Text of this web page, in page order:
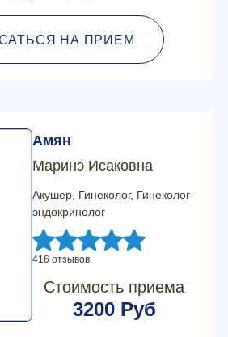
НА ПРИЕМ
Амян
Маринэ Исаковна
Акушер, Гинеколог, Гинеколог-
эндокринолог
416 отзывов
Стоимость приема
3200 Руб